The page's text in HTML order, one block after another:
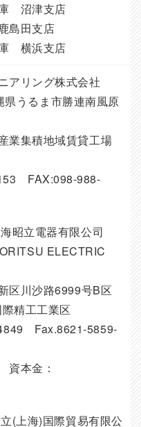
沼津支店
島田支店
横浜支店
アリング株式会社
うるま市勝連南風原
業集積地域賃貸工場
FAX:098-988-
昭立電器有限公司
ELECTRIC
区川沙路6999号B区
精工工業区
Fax.8621-5859-
本金：
(上海)国際貿易有限公